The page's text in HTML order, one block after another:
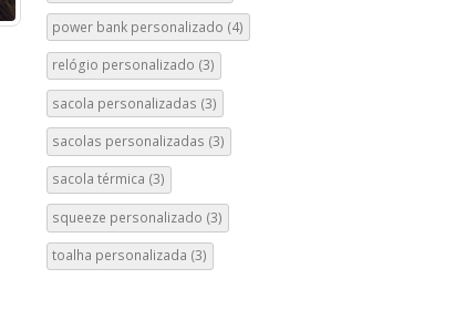
power bank personalizado (4)
relógio personalizado (3)
sacola personalizadas (3)
sacolas personalizadas (3)
sacola térmica (3)
squeeze personalizado (3)
toalha personalizada (3)